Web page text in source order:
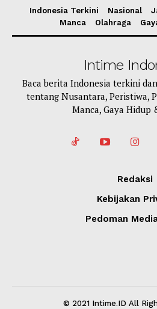
Indonesia Terkini Nasional
Manca
Olahraga
Intime
Baca berita Indonesia terkini
tentang Nusantara, Peristiwa,
Manca, Gaya Hidup
Redaksi
Kebijakan
Pedoman
© 2021 Intime.ID All